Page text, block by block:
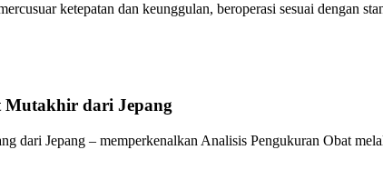
ketepatan dan keunggulan, beroperasi sesuai dengan
Mutakhir dari Jepang
dari Jepang – memperkenalkan Analisis Pengukuran Obat